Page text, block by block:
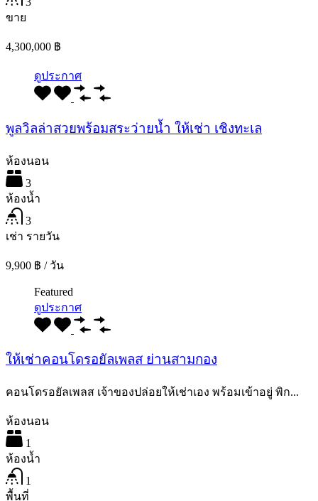
ขาย
4,300,000 ฿
ดูประกาศ
พูลวิลล่าสวยพร้อมสระว่ายน้ำ ให้เช่า เชิงทะเล
ห้องนอน
3
ห้องน้ำ
3
เช่า รายวัน
9,900 ฿ / วัน
Featured
ดูประกาศ
ให้เช่าคอนโดรอยัลเพลส ย่านสามกอง
คอนโดรอยัลเพลส เจ้าของปล่อยให้เช่าเอง พร้อมเข้าอยู่ พิก...
ห้องนอน
1
ห้องน้ำ
1
พื้นที่